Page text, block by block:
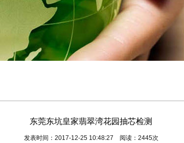
东莞东坑皇家翡翠湾花园抽芯检测
发表时间：2017-12-25 10:48:27 阅读：2445次